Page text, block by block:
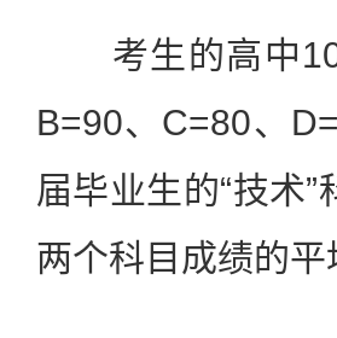
考生的高中10
B=90、C=80、
届毕业生的“技术
两个科目成绩的平